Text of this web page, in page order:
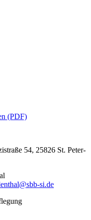
(PDF)
54, 25826 St. Peter-
sbb-si.de